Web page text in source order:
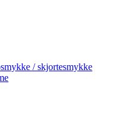
/ skjortesmykke